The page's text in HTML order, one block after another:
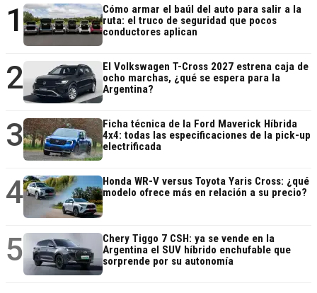
1
Cómo armar el baúl del auto para salir a la
ruta: el truco de seguridad que pocos
conductores aplican
2
El Volkswagen T-Cross 2027 estrena caja de
ocho marchas, ¿qué se espera para la
Argentina?
3
Ficha técnica de la Ford Maverick Híbrida
4x4: todas las especificaciones de la pick-up
electrificada
4
Honda WR-V versus Toyota Yaris Cross: ¿qué
modelo ofrece más en relación a su precio?
5
Chery Tiggo 7 CSH: ya se vende en la
Argentina el SUV híbrido enchufable que
sorprende por su autonomía